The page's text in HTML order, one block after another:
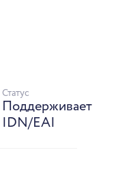
Статус
Поддерживает
IDN/EAI